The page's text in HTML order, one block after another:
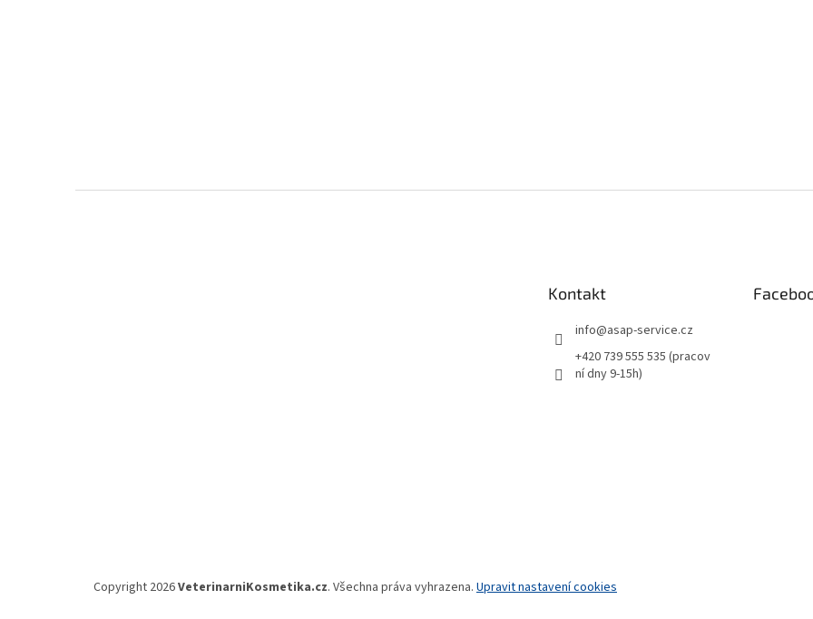
Kontakt
info@asap-service.cz
+420 739 555 535 (pracov
ní dny 9-15h)
Copyright 2026VeterinarniKosmetika.cz. Všechna práva vyhrazena. Upravit nastavení cookies